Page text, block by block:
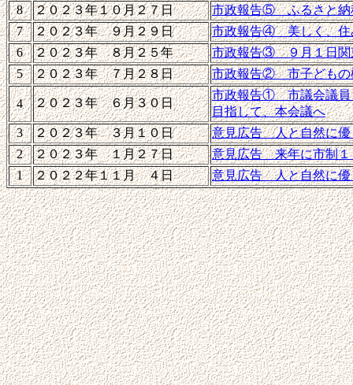
8
２０２３年１０月２７日
市政報告⑤ ふるさと納
7
２０２３年 ９月２９日
市政報告④ 美しく、住
6
２０２３年 ８月２５年
市政報告③ ９月１日関
5
２０２３年 ７月２８日 市政報告② 市子どもの
4 ２０２３年 ６月３０日
市政報告① 市議会議員
目指して、本会議へ
3
２０２３年 ３月１０日
意見広告 人と自然に優
2
２０２３年 １月２７日
意見広告 来年に市制１
1
２０２２年１１月 ４日 意見広告 人と自然に優